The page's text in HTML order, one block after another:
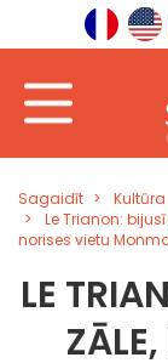
Sagaidīt Kultūra
Le Trianon:
norises vietu
LE